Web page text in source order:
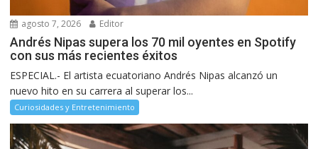
agosto 7, 2026 Editor
Andrés Nipas supera los 70 mil oyentes en Spotify
con sus más recientes éxitos
ESPECIAL.- El artista ecuatoriano Andrés Nipas alcanzó un
nuevo hito en su carrera al superar los...
Curiosidades y Entretenimiento